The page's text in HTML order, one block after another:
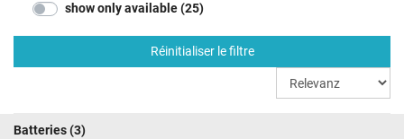
show only available (25)
Réinitialiser le filtre
Batteries(3)